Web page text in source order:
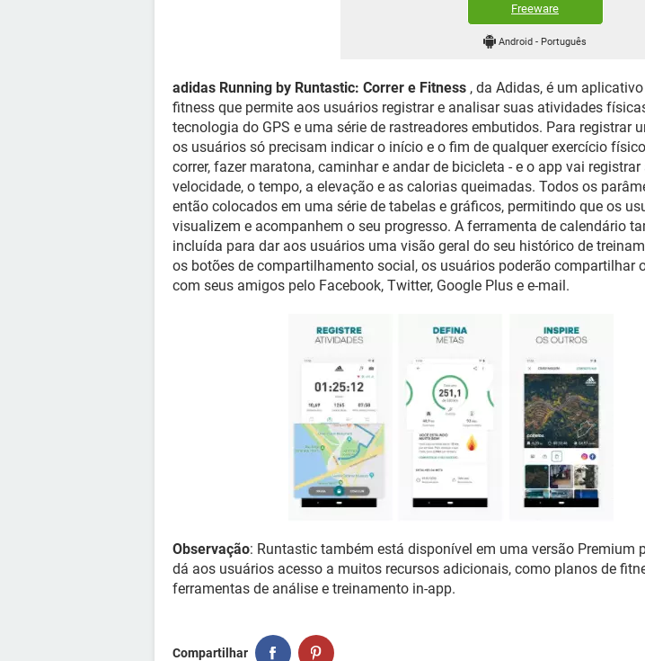
Freeware
Android- Português
adidas Running by Runtastic: Correr e Fitness , da Adidas, é um
fitness que permite aos usuários registrar e analisar suas atividades
tecnologia do GPS e uma série de rastreadores embutidos. Para registrar
os usuários só precisam indicar o início e o fim de qualquer exercício
correr, fazer maratona, caminhar e andar de bicicleta - e o app vai
velocidade, o tempo, a elevação e as calorias queimadas. Todos os
então colocados em uma série de tabelas e gráficos, permitindo que os
visualizem e acompanhem o seu progresso. A ferramenta de calendário
incluída para dar aos usuários uma visão geral do seu histórico de
os botões de compartilhamento social, os usuários poderão compartilhar
com seus amigos pelo Facebook, Twitter, Google Plus e e-mail.
Observação: Runtastic também está disponível em uma versão Premium
dá aos usuários acesso a muitos recursos adicionais, como planos de
ferramentas de análise e treinamento in-app.
Compartilhar